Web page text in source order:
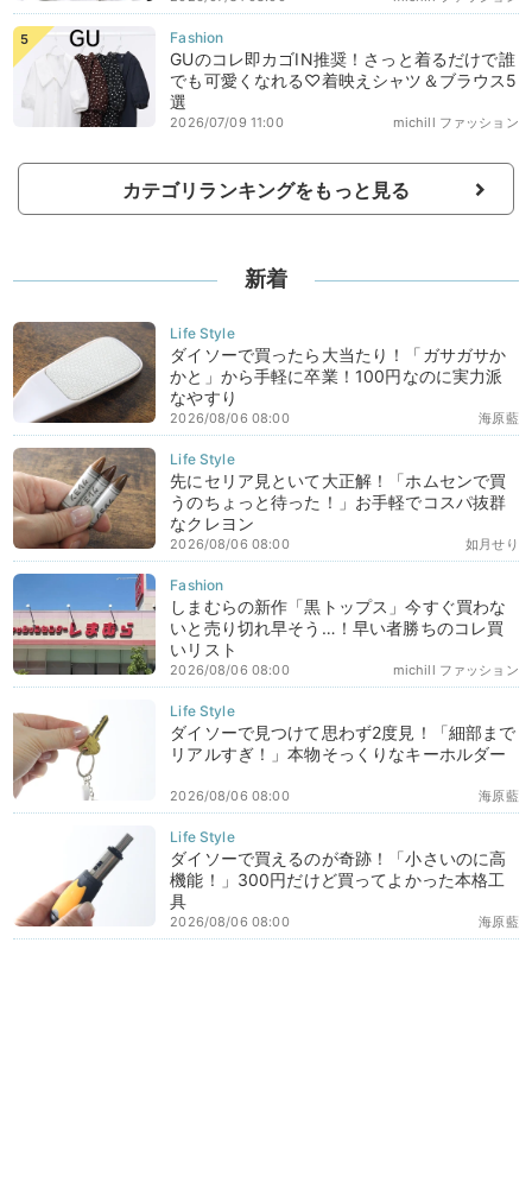
GUのコレ即カゴIN推奨！さっと着るだけで誰
でも可愛くなれる♡着映えシャツ＆ブラウス5
選
michill ファッション
2026/07/09 11:00
カテゴリランキングをもっと見る
新着
ダイソーで買ったら大当たり！「ガサガサか
かと」から手軽に卒業！100円なのに実力派
なやすり
海原藍
2026/08/06 08:00
先にセリア見といて大正解！「ホムセンで買
うのちょっと待った！」お手軽でコスパ抜群
なクレヨン
如月せり
2026/08/06 08:00
しまむらの新作「黒トップス」今すぐ買わな
いと売り切れ早そう…！早い者勝ちのコレ買
いリスト
michill ファッション
2026/08/06 08:00
ダイソーで見つけて思わず2度見！「細部まで
リアルすぎ！」本物そっくりなキーホルダー
海原藍
2026/08/06 08:00
ダイソーで買えるのが奇跡！「小さいのに高
機能！」300円だけど買ってよかった本格工
具
海原藍
2026/08/06 08:00